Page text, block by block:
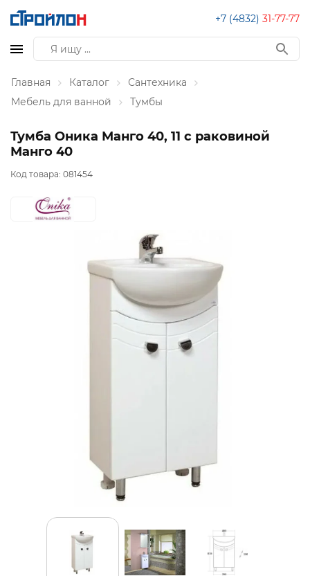
+7 (4832) 31-77-77
Главная Каталог
Сантехника
Мебель для ванной
Тумбы
Тумба Оника Манго 40, 11 с раковиной
Манго 40
Код товара: 081454